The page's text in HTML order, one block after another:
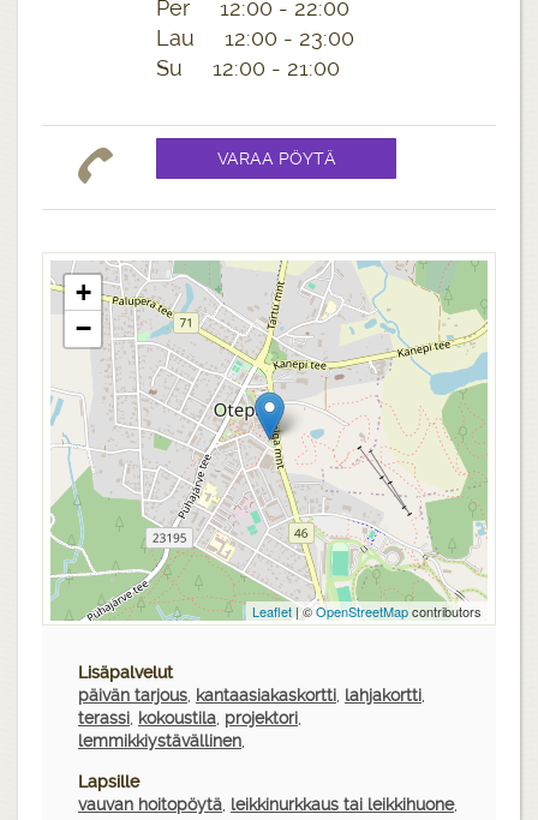
Per 12:00 - 22:00
Lau 12:00 - 23:00
Su 12:00 - 21:00
+
−
Leaflet| ©OpenStreetMapcontributors
Lisäpalvelut
päivän tarjous, kantaasiakaskortti, lahjakortti,
terassi, kokoustila, projektori,
lemmikkiystävällinen,
Lapsille
vauvan hoitopöytä, leikkinurkkaus tai leikkihuone,